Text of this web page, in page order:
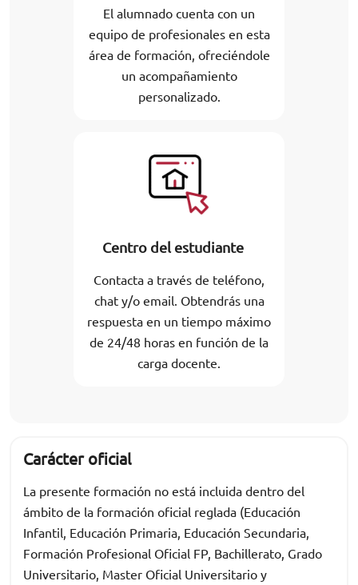
El alumnado cuenta con un
equipo de profesionales en esta
área de formación, ofreciéndole
un acompañamiento
personalizado.
Centro del estudiante
Contacta a través de teléfono,
chat y/o email. Obtendrás una
respuesta en un tiempo máximo
de 24/48 horas en función de la
carga docente.
Carácter oficial
La presente formación no está incluida dentro del
ámbito de la formación oficial reglada (Educación
Infantil, Educación Primaria, Educación Secundaria,
Formación Profesional Oficial FP, Bachillerato, Grado
Universitario, Master Oficial Universitario y